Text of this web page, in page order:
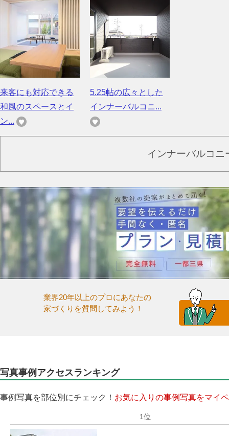
来客にも対応できる
和風のスペースとイ
ン...
5.25帖の広々とした
インナーバルコニ...
インナーバルコニ
業界20年以上のプロにあなたの
家づくりを質問してみよう！
写真事例アクセスランキング
事例写真を部位別にチェック！ お気に入りの事例写真をマイ